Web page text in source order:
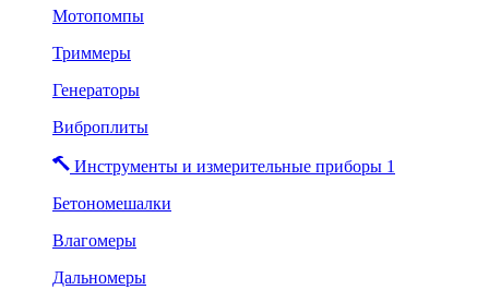
Мотопомпы
Триммеры
Генераторы
Виброплиты
Инструменты и измерительные приборы 1
Бетономешалки
Влагомеры
Дальномеры